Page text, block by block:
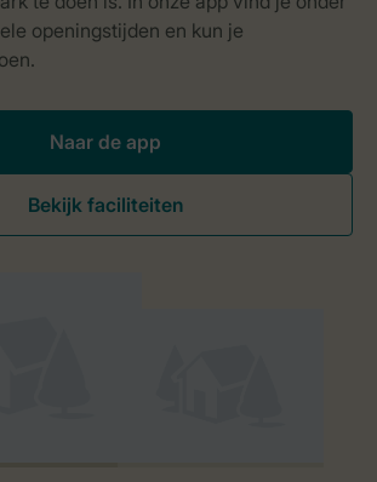
Naar de app
Bekijk faciliteiten